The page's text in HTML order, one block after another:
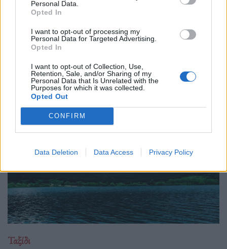
Personal Data.
Opted In
I want to opt-out of processing my
Personal Data for Targeted Advertising.
Opted In
I want to opt-out of Collection, Use,
Retention, Sale, and/or Sharing of my
Personal Data that Is Unrelated with the
Purposes for which it was collected.
Opted Out
CONFIRM
Data Deletion Data Access Privacy Policy
Η πιο σπάνια ανθρώπινη τέχνη σήμερα είναι
να ακούς
27.07.26
Η αποξένωση της σύγχρονης ζωής δεν γεννιέται μόνο από τη
μοναξιά, αλλά και από την απουσία ανθρώπων που μπορούν
πραγματικά να ακούσουν χωρίς να κρίνουν.
Ταξίδι